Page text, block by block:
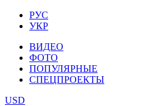
РУС
УКР
ВИДЕО
ФОТО
ПОПУЛЯРНЫЕ
СПЕЦПРОЕКТЫ
USD